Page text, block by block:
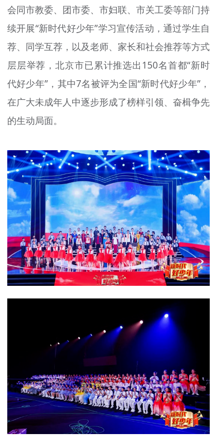
会同市教委、团市委、市妇联、市关工委等部门持
续开展“新时代好少年”学习宣传活动，通过学生自
荐、同学互荐，以及老师、家长和社会推荐等方式
层层举荐，北京市已累计推选出150名首都“新时
代好少年”，其中7名被评为全国“新时代好少年”，
在广大未成年人中逐步形成了榜样引领、奋楫争先
的生动局面。